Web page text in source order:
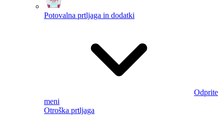
Potovalna prtljaga in dodatki
Odprite
meni
Otroška prtljaga